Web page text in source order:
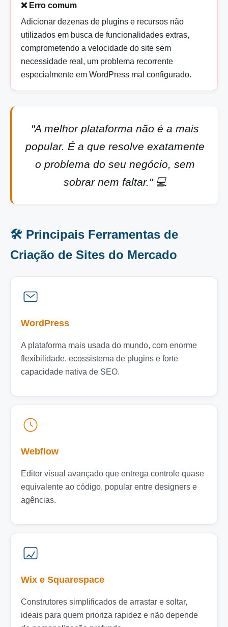
❌ Erro comum
Adicionar dezenas de plugins e recursos não
utilizados em busca de funcionalidades extras,
comprometendo a velocidade do site sem
necessidade real, um problema recorrente
especialmente em WordPress mal configurado.
"A melhor plataforma não é a mais
popular. É a que resolve exatamente
o problema do seu negócio, sem
sobrar nem faltar." 💻
🛠️ Principais Ferramentas de
Criação de Sites do Mercado
WordPress
A plataforma mais usada do mundo, com enorme
flexibilidade, ecossistema de plugins e forte
capacidade nativa de SEO.
Webflow
Editor visual avançado que entrega controle quase
equivalente ao código, popular entre designers e
agências.
Wix e Squarespace
Construtores simplificados de arrastar e soltar,
ideais para quem prioriza rapidez e não depende